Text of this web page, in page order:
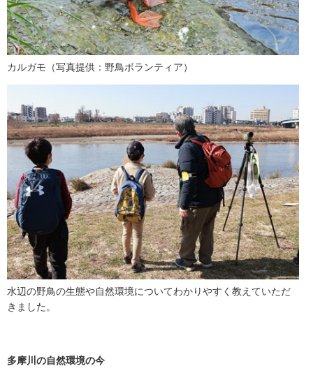
カルガモ（写真提供：野鳥ボランティア）
水辺の野鳥の生態や自然環境についてわかりやすく教えていただ
きました。
多摩川の自然環境の今